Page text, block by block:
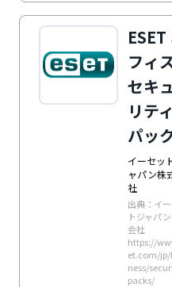
ESET
フィ
セキ
リティ
パッ
イーセッ
ャパン株
社
出典：イ
トジャパ
会社
https://
et.com/jp/
ness/
packs/